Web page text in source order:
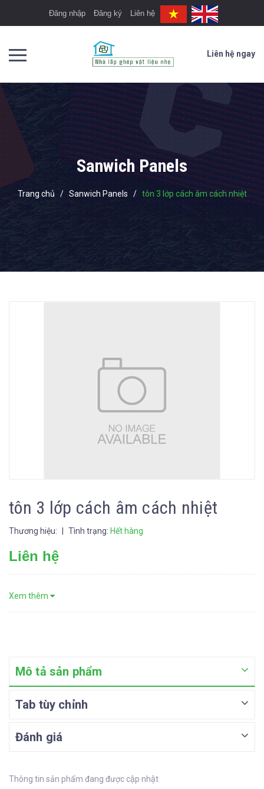
Đăng nhập Đăng ký Liên hệ
Liên hệ ngay
Sanwich Panels
Trang chủ / Sanwich Panels / tôn 3 lớp cách âm cách nhiệt
tôn 3 lớp cách âm cách nhiệt
Thương hiệu: Tình trạng: Hết hàng
Liên hệ
Xem thêm
Mô tả sản phẩm
Tab tùy chỉnh
Đánh giá
Thông tin sản phẩm đang được cập nhật